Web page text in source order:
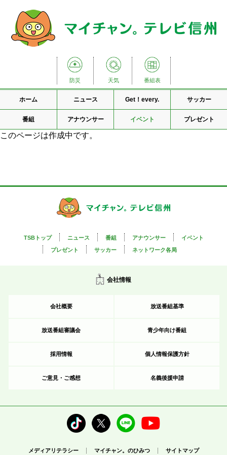
防災 天気 番組表
ホーム ニュース Get！every. サッカー
番組 アナウンサー イベント プレゼント
このページは作成中です。
TSBトップ ニュース 番組 アナウンサー
イベント
プレゼント
サッカー ネットワーク各局
会社情報
会社概要 放送番組基準
放送番組審議会 青少年向け番組
採用情報 個人情報保護方針
ご意見・ご感想 名義後援申請
メディアリテラシー マイチャン。のひみつ サイトマップ